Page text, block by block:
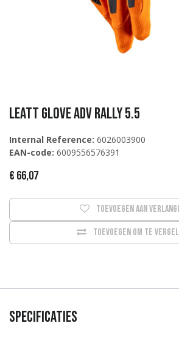
Leatt Glove ADV Rally 5.5
Internal Reference: 6026003900
EAN-code: 6009556576391
€ 66,07
Toevoegen om te
Toevoegen aan
Specificaties